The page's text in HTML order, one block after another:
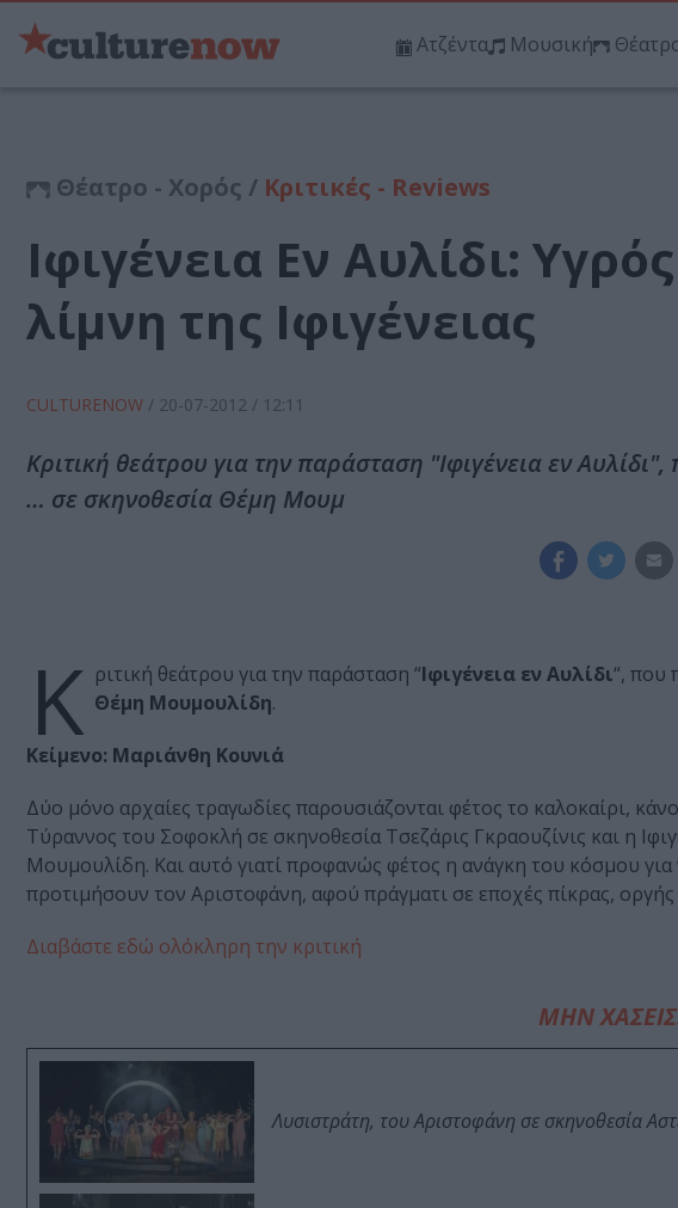
Ατζέντα Μουσική
Θέατρο - Χορός / Κριτικές - Reviews
Ιφιγένεια Εν Αυλίδι:
λίμνη της Ιφιγένειας
CULTURENOW / 20-07-2012 / 12:11
Κριτική θεάτρου για την παράσταση "Ιφιγένεια εν
… σε σκηνοθεσία Θέμη Μουμ
Κ ριτική θεάτρου για την παράσταση “Ιφιγένεια εν Αυλίδι“, που
Θέμη Μουμουλίδη.
Κείμενο: Μαριάνθη Κουνιά
Δύο μόνο αρχαίες τραγωδίες παρουσιάζονται φέτος το καλοκαίρι,
Τύραννος του Σοφοκλή σε σκηνοθεσία Τσεζάρις Γκραουζίνις και η
Μουμουλίδη. Και αυτό γιατί προφανώς φέτος η ανάγκη του κόσμου
προτιμήσουν τον Αριστοφάνη, αφού πράγματι σε εποχές πίκρας,
Διαβάστε εδώ ολόκληρη την κριτική
ΜΗΝ
Λυσιστράτη, του Αριστοφάνη σε σκηνοθεσία